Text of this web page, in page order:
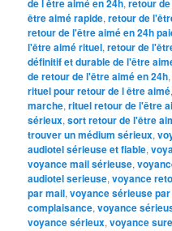
de l être aimé en 24h,retour
être aimé rapide,retour de
retour de l'être aimé en 24h
l'être aimé rituel,retour de
définitif et durable de l'être
de retour de l'être aimé en 24h
rituel pour retour de l être aimé
marche,rituel retour de l'être
sérieux,sort retour de l'être
trouver un médium sérieux,
audiotel sérieuse et fiable,
voyance mail sérieuse,
audiotel serieuse,voyance
par mail,voyance sérieuse
complaisance,voyance
voyance sérieux,voyance